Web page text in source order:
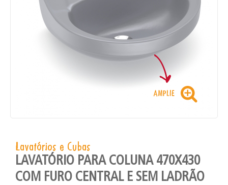
Lavatórios e Cubas
LAVATÓRIO PARA COLUNA 470X430
COM FURO CENTRAL E SEM LADRÃO